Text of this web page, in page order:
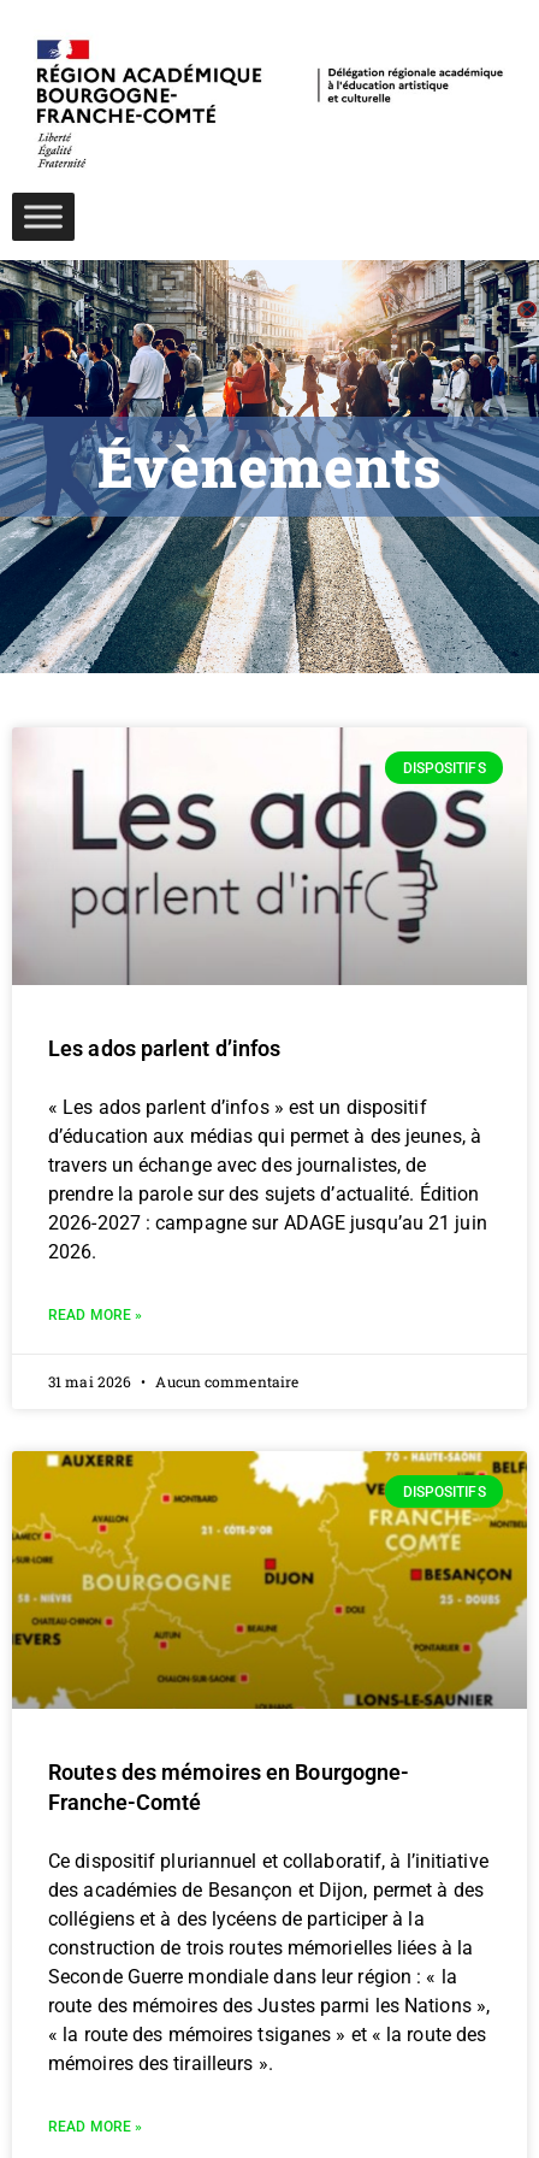
Évènements
DISPOSITIFS
Les ados parlent d’infos
« Les ados parlent d’infos » est un dispositif
d’éducation aux médias qui permet à des jeunes, à
travers un échange avec des journalistes, de
prendre la parole sur des sujets d’actualité. Édition
2026-2027 : campagne sur ADAGE jusqu’au 21 juin
2026.
READ MORE »
31 mai 2026 Aucun commentaire
DISPOSITIFS
Routes des mémoires en Bourgogne-
Franche-Comté
Ce dispositif pluriannuel et collaboratif, à l’initiative
des académies de Besançon et Dijon, permet à des
collégiens et à des lycéens de participer à la
construction de trois routes mémorielles liées à la
Seconde Guerre mondiale dans leur région : « la
route des mémoires des Justes parmi les Nations »,
« la route des mémoires tsiganes » et « la route des
mémoires des tirailleurs ».
READ MORE »